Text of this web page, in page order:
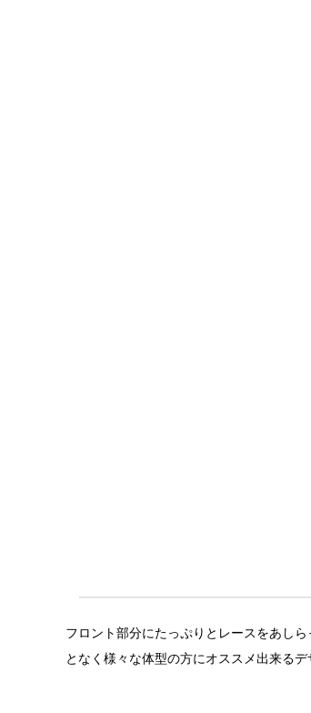
フロント部分にたっぷりとレースをあし
となく様々な体型の方にオススメ出来る